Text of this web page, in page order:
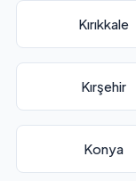
Kırıkkale
Kırşehir
Konya